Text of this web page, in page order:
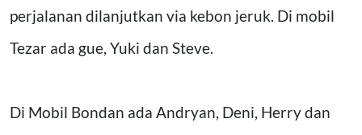
perjalanan dilanjutkan via kebon jeruk. Di mobil
Tezar ada gue, Yuki dan Steve.
Di Mobil Bondan ada Andryan, Deni, Herry dan